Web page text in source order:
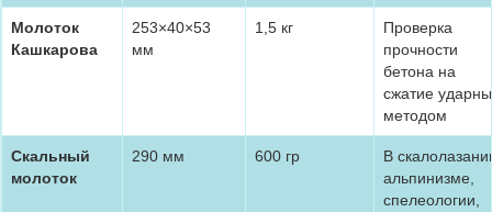
Молоток
Кашкарова
253×40×53
мм
1,5 кг
Проверка
прочности
бетона на
сжатие
методом
Скальный
молоток
290 мм 600 гр
В
альпинизме,
спелеологии,